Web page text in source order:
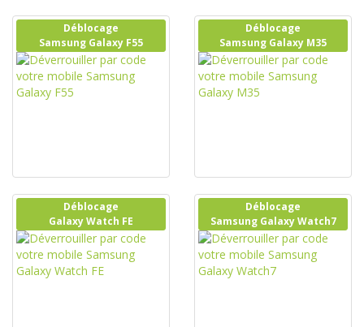
Déblocage
Samsung Galaxy F55
Déblocage
Samsung Galaxy M35
Déblocage
Galaxy Watch FE
Déblocage
Samsung Galaxy Watch7